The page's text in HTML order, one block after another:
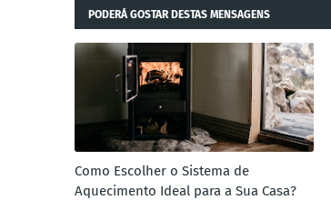
PODERÁ GOSTAR DESTAS MENSAGENS
Como Escolher o Sistema de
Aquecimento Ideal para a Sua Casa?